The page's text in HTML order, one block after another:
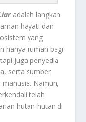
adalah langkah
hayati dan
yang
hanya rumah bagi
juga penyedia
serta sumber
manusia. Namun,
telah
hutan-hutan di